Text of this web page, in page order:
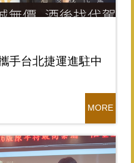
手台北捷運進駐中
MORE